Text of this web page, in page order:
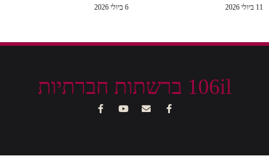
11 ביולי 2026 6 ביולי 2026
106il ברשתות חברתיות